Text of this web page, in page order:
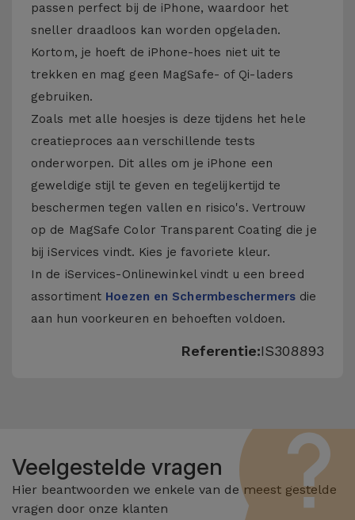
passen perfect bij de iPhone, waardoor het
sneller draadloos kan worden opgeladen.
Kortom, je hoeft de iPhone-hoes niet uit te
trekken en mag geen MagSafe- of Qi-laders
gebruiken.
Zoals met alle hoesjes is deze tijdens het hele
creatieproces aan verschillende tests
onderworpen. Dit alles om je iPhone een
geweldige stijl te geven en tegelijkertijd te
beschermen tegen vallen en risico's. Vertrouw
op de MagSafe Color Transparent Coating die je
bij iServices vindt. Kies je favoriete kleur.
In de iServices-Onlinewinkel vindt u een breed
assortiment Hoezen en Schermbeschermersdie
aan hun voorkeuren en behoeften voldoen.
Referentie:IS308893
Veelgestelde vragen
Hier beantwoorden we enkele van de meest gestelde
vragen door onze klanten